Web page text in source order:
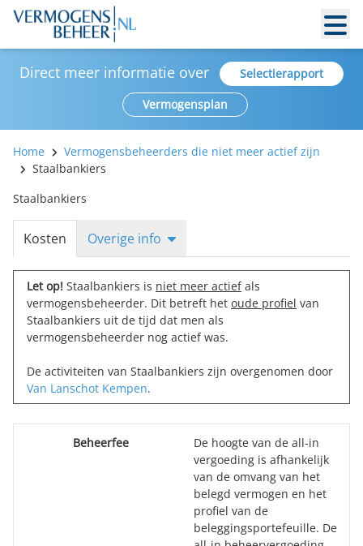
Direct meer informatie over
Selectierapport
Vermogensplan
Home
Vermogensbeheerders die niet meer actief zijn
Staalbankiers
Staalbankiers
Kosten Overige info
Let op! Staalbankiers is niet meer actiefals
vermogensbeheerder. Dit betreft het oude profiel van
Staalbankiers uit de tijd dat men als
vermogensbeheerder nog actief was.
De activiteiten van Staalbankiers zijn overgenomen door
Van Lanschot Kempen.
Beheerfee
De hoogte van de all-in
vergoeding is afhankelijk
van de omvang van het
belegd vermogen en het
profiel van de
beleggingsportefeuille. De